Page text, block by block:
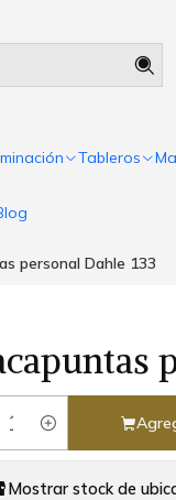
Tableros
personal Dahle 133
Mostrar stock de